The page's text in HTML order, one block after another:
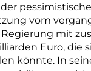
vom
mit
Euro, die
könnte. In